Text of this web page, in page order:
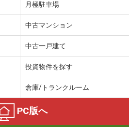
月極駐車場
中古マンション
中古一戸建て
投資物件を探す
倉庫/トランクルーム
PC版へ